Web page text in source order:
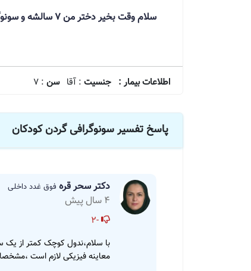
سلام وقت بخیر دختر من ۷ سالشه و سونوگرافی گردن‌ انجام داده که نتیجش رو خدمتتان ارسال می کنم
اطلاعات بیمار : جنسیت : آقا سن : 7
پاسخ تفسیر سونوگرافی گردن کودکان
دکتر سحر قره فوق غدد داخلی
4 سال پیش
-2
با سلام‌،ندول کوچک کمتر از
معاینه فیزیکی لازم است